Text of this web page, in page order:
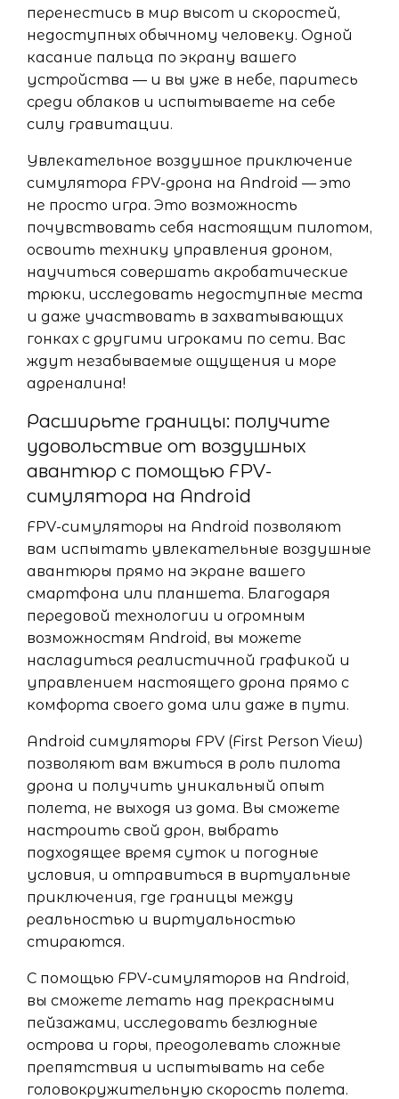
перенестись в мир высот и скоростей,
недоступных обычному человеку. Одной
касание пальца по экрану вашего
устройства — и вы уже в небе, паритесь
среди облаков и испытываете на себе
силу гравитации.
Увлекательное воздушное приключение
симулятора FPV-дрона на Android — это
не просто игра. Это возможность
почувствовать себя настоящим пилотом,
освоить технику управления дроном,
научиться совершать акробатические
трюки, исследовать недоступные места
и даже участвовать в захватывающих
гонках с другими игроками по сети. Вас
ждут незабываемые ощущения и море
адреналина!
Расширьте границы: получите
удовольствие от воздушных
авантюр с помощью FPV-
симулятора на Android
FPV-симуляторы на Android позволяют
вам испытать увлекательные воздушные
авантюры прямо на экране вашего
смартфона или планшета. Благодаря
передовой технологии и огромным
возможностям Android, вы можете
насладиться реалистичной графикой и
управлением настоящего дрона прямо с
комфорта своего дома или даже в пути.
Android симуляторы FPV (First Person View)
позволяют вам вжиться в роль пилота
дрона и получить уникальный опыт
полета, не выходя из дома. Вы сможете
настроить свой дрон, выбрать
подходящее время суток и погодные
условия, и отправиться в виртуальные
приключения, где границы между
реальностью и виртуальностью
стираются.
С помощью FPV-симуляторов на Android,
вы сможете летать над прекрасными
пейзажами, исследовать безлюдные
острова и горы, преодолевать сложные
препятствия и испытывать на себе
головокружительную скорость полета.